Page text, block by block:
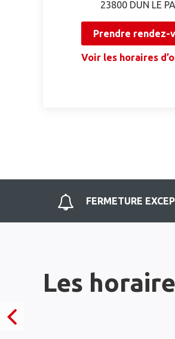
23800 DUN LE
Prendre rendez-
Voir les horaires
FERMETURE
Les